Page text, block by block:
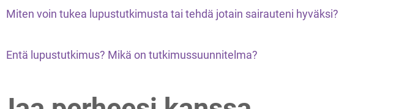
Miten voin tukea lupustutkimusta tai tehdä jotain sairauteni hyväksi?
Entä lupustutkimus? Mikä on tutkimussuunnitelma?